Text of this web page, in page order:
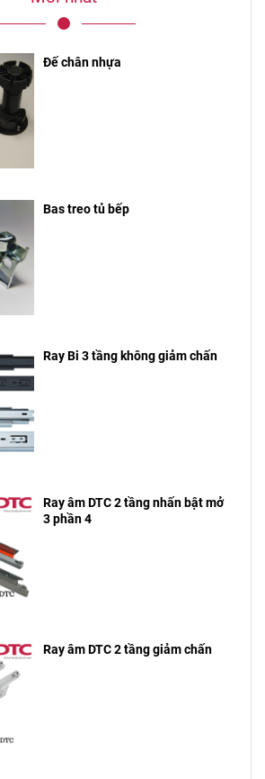
Đế chân nhựa
Bas treo tủ bếp
Ray Bi 3 tầng không giảm chấn
Ray âm DTC 2 tầng nhấn bật mở
3 phần 4
Ray âm DTC 2 tầng giảm chấn